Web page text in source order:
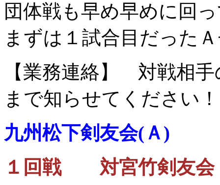
団体戦も早め早めに回
まずは１試合目だった
【業務連絡】 対戦相
まで知らせてください！
九州松下剣友会(Ａ)
１回戦 対宮竹剣友会